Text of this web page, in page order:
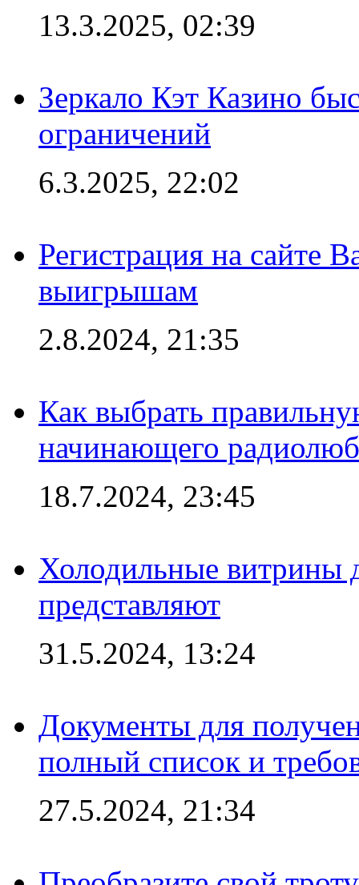
13.3.2025, 02:39
Зеркало Кэт Казино
ограничений
6.3.2025, 22:02
Регистрация на сайте
выигрышам
2.8.2024, 21:35
Как выбрать
начинающего
18.7.2024, 23:45
Холодильные витрины
представляют
31.5.2024, 13:24
Документы для
полный список и
27.5.2024, 21:34